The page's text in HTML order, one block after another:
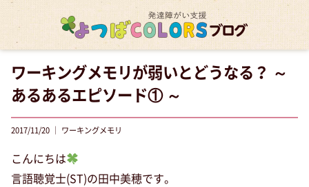
ワーキングメモリが弱いとどうなる？ ～
あるあるエピソード① ～
2017/11/20 ｜ ワーキングメモリ
こんにちは
言語聴覚士(ST)の田中美穂です。